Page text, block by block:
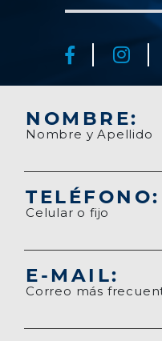
NOMBRE:
Nombre y Apellido
TELÉFONO:
Celular o fijo
E-MAIL:
Correo más